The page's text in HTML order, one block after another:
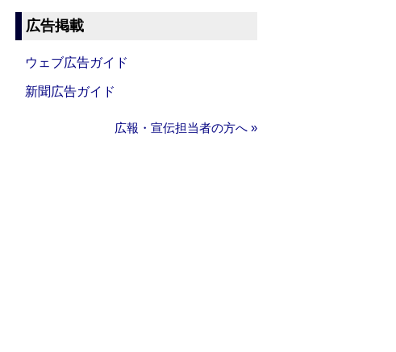
広告掲載
ウェブ広告ガイド
新聞広告ガイド
広報・宣伝担当者の方へ »